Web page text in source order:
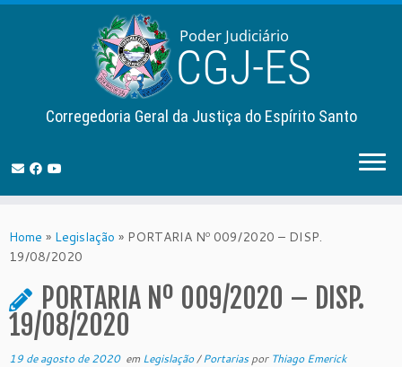
to
content
Corregedoria Geral da Justiça do Espírito Santo
Home » Legislação » PORTARIA Nº 009/2020 – DISP.
19/08/2020
PORTARIA Nº 009/2020 – DISP.
19/08/2020
19 de agosto de 2020em Legislação/Portariaspor Thiago Emerick